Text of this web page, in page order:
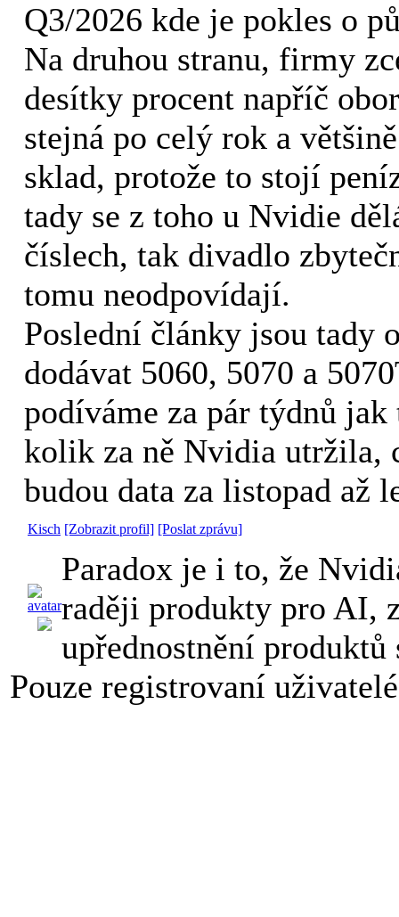
Q3/2026 kde je pokles o
Na druhou stranu, firmy
desítky procent napříč
stejná po celý rok a
sklad, protože to stojí
tady se z toho u Nvidie
číslech, tak divadlo
tomu neodpovídají.
Poslední články jsou tady
dodávat 5060, 5070 a
podíváme za pár týdnů
kolik za ně Nvidia utržila,
budou data za listopad až
Kisch [Zobrazit profil] [Poslat zprávu]
Paradox je i to, že
raději produkty pro AI,
upřednostnění
Pouze registrovaní